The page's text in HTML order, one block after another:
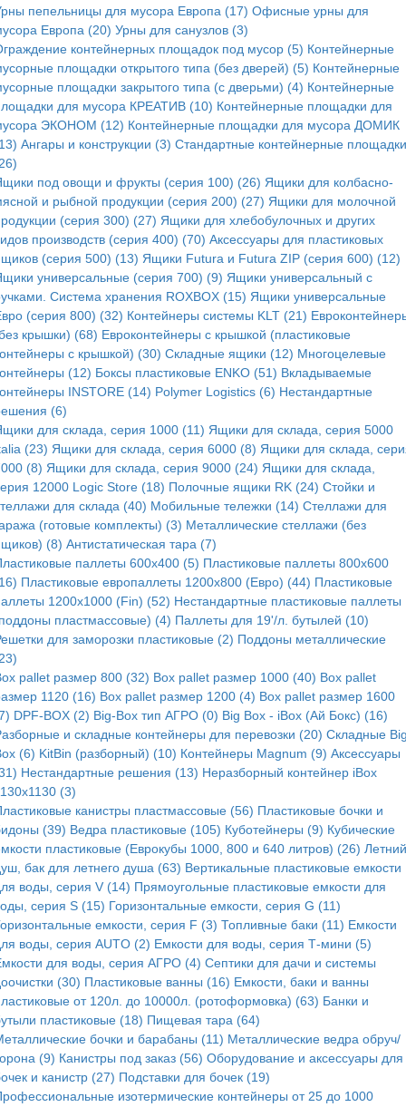
пепельницы для мусора Европа (17) Офисные урны для
Европа (20) Урны для санузлов (3)
контейнерных площадок под мусор (5) Контейнерные
площадки открытого типа (без дверей) (5) Контейнерные
площадки закрытого типа (с дверьми) (4) Контейнерные
для мусора КРЕАТИВ (10) Контейнерные площадки для
ЭКОНОМ (12) Контейнерные площадки для мусора ДОМИК
Ангары и конструкции (3) Стандартные контейнерные площадки
под овощи и фрукты (серия 100) (26) Ящики для колбасно-
и рыбной продукции (серия 200) (27) Ящики для молочной
(серия 300) (27) Ящики для хлебобулочных и других
производств (серия 400) (70) Аксессуары для пластиковых
(серия 500) (13) Ящики Futura и Futura ZIP (серия 600) (12)
универсальные (серия 700) (9) Ящики универсальный с
Система хранения ROXBOX (15) Ящики универсальные
(серия 800) (32) Контейнеры системы KLT (21)
крышки) (68) Евроконтейнеры с крышкой (пластиковые
с крышкой) (30) Складные ящики (12) Многоцелевые
(12) Боксы пластиковые ENKO (51) Вкладываемые
INSTORE (14) Polymer Logistics (6) Нестандартные
(6)
для склада, серия 1000 (11) Ящики для склада, серия 5000
(23) Ящики для склада, серия 6000 (8) Ящики для склада,
(8) Ящики для склада, серия 9000 (24) Ящики для склада,
12000 Logic Store (18) Полочные ящики RK (24) Стойки и
для склада (40) Мобильные тележки (14) Стеллажи для
(готовые комплекты) (3) Металлические стеллажи (без
(8) Антистатическая тара (7)
паллеты 600x400 (5) Пластиковые паллеты 800x600
Пластиковые европаллеты 1200x800 (Евро) (44) Пластиковые
1200x1000 (Fin) (52) Нестандартные пластиковые паллеты
пластмассовые) (4) Паллеты для 19'/л. бутылей (10)
для заморозки пластиковые (2) Поддоны металлические
pallet размер 800 (32) Box pallet размер 1000 (40) Box pallet
1120 (16) Box pallet размер 1200 (4) Box pallet размер 1600
DPF-BOX (2) Big-Box тип АГРО (0) Big Box - iBox (Ай Бокс) (16)
и складные контейнеры для перевозки (20) Складные
(6) KitBin (разборный) (10) Контейнеры Magnum (9) Аксессуары
Нестандартные решения (13) Неразборный контейнер iBox
(3)
канистры пластмассовые (56) Пластиковые бочки и
(39) Ведра пластиковые (105) Куботейнеры (9) Кубические
пластиковые (Еврокубы 1000, 800 и 640 литров) (26) Летний
бак для летнего душа (63) Вертикальные пластиковые емкости
воды, серия V (14) Прямоугольные пластиковые емкости для
серия S (15) Горизонтальные емкости, серия G (11)
емкости, серия F (3) Топливные баки (11) Емкости
воды, серия AUTO (2) Емкости для воды, серия Т-мини (5)
для воды, серия АГРО (4) Септики для дачи и системы
(30) Пластиковые ванны (16) Емкости, баки и ванны
от 120л. до 10000л. (ротоформовка) (63) Банки и
пластиковые (18) Пищевая тара (64)
бочки и барабаны (11) Металлические ведра обруч/
(9) Канистры под заказ (56) Оборудование и аксессуары для
и канистр (27) Подставки для бочек (19)
изотермические контейнеры от 25 до 1000